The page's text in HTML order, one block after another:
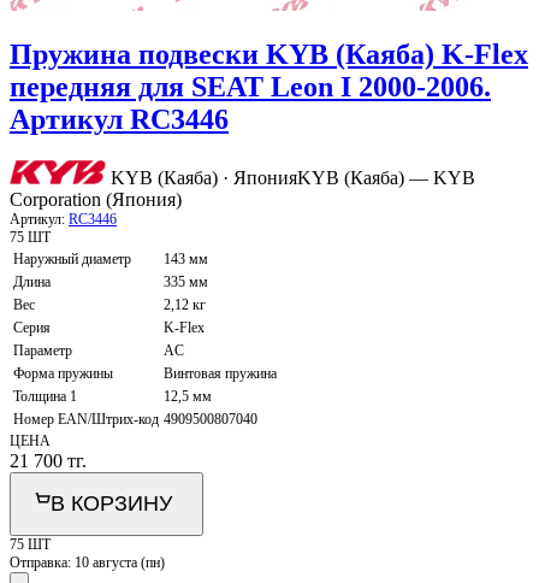
Пружина подвески KYB (Каяба) K-Flex
передняя для SEAT Leon I 2000-2006.
Артикул RC3446
KYB (Каяба) · ЯпонияKYB (Каяба) — KYB
Corporation (Япония)
Артикул: RC3446
75 ШТ
Наружный диаметр
143 мм
Длина
335 мм
Вес
2,12 кг
Серия
K-Flex
Параметр
AC
Форма пружины
Винтовая пружина
Толщина 1
12,5 мм
Номер EAN/Штрих-код 4909500807040
ЦЕНА
21 700 тг.
В КОРЗИНУ
75 ШТ
Отправка: 10 августа (пн)